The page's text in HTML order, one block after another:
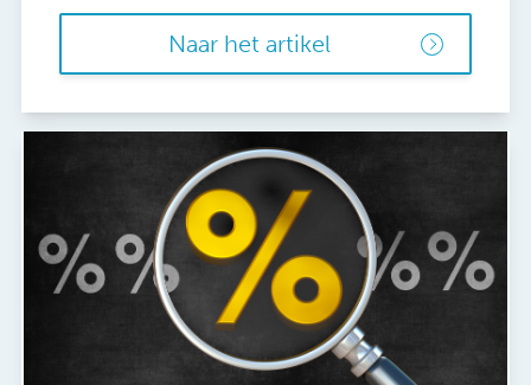
Naar het artikel